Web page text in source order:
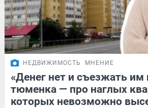
НЕДВИЖИМОСТЬ МНЕНИЕ
«Денег нет и съезжать им
тюменка — про наглых
которых невозможно